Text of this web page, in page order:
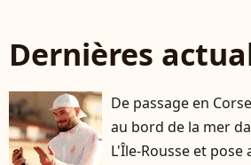
Dernières
De passage en
au bord de la mer
L'Île-Rousse et pose